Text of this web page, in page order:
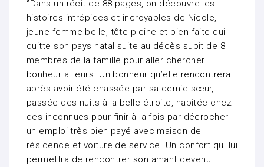
‘’Dans un récit de 88 pages, on découvre les
histoires intrépides et incroyables de Nicole,
jeune femme belle, tête pleine et bien faite qui
quitte son pays natal suite au décès subit de 8
membres de la famille pour aller chercher
bonheur ailleurs. Un bonheur qu’elle rencontrera
après avoir été chassée par sa demie sœur,
passée des nuits à la belle étroite, habitée chez
des inconnues pour finir à la fois par décrocher
un emploi très bien payé avec maison de
résidence et voiture de service. Un confort qui lui
permettra de rencontrer son amant devenu